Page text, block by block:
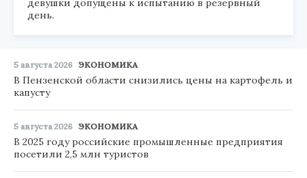
день.
5 августа 2026 ЭКОНОМИКА
В Пензенской области снизились цены на картофель и
капусту
5 августа 2026 ЭКОНОМИКА
В 2025 году российские промышленные предприятия
посетили 2,5 млн туристов